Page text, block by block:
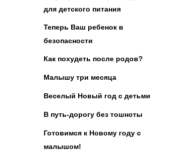
для детского питания
Теперь Ваш ребенок в
безопасности
Как похудеть после родов?
Малышу три месяца
Веселый Новый год с детьми
В путь-дорогу без тошноты
Готовимся к Новому году с
малышом!